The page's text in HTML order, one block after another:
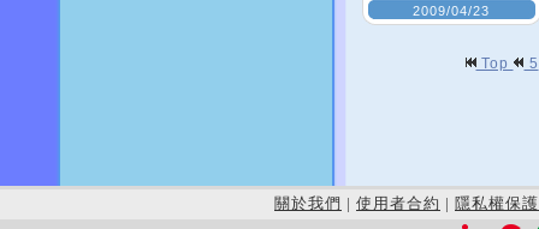
2009/04/23
Top 5
關於我們 | 使用者合約 | 隱私權保護